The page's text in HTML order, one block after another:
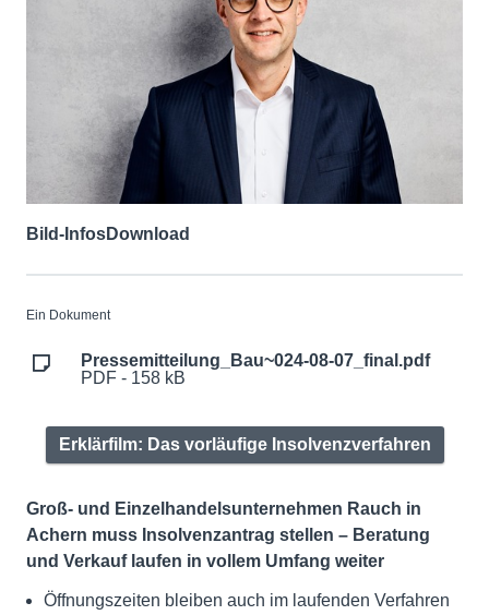
Bild-InfosDownload
Ein Dokument
Pressemitteilung_Bau~024-08-07_final.pdf
PDF - 158 kB
Erklärfilm: Das vorläufige Insolvenzverfahren
Groß- und Einzelhandelsunternehmen Rauch in
Achern muss Insolvenzantrag stellen – Beratung
und Verkauf laufen in vollem Umfang weiter
Öffnungszeiten bleiben auch im laufenden Verfahren